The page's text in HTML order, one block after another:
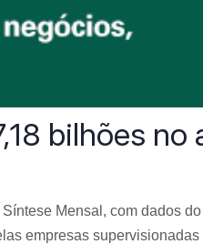
bilhões no
Mensal, com dados
empresas supervisionadas